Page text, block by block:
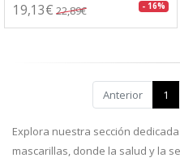
19,13€ 22,89€ - 16%
Anterior 1
Explora nuestra sección
mascarillas, donde la salud y la